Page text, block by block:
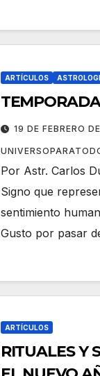
ARTÍCULOS
19 DE FEBRERO
Por Astr. Carlos
Signo que
sentimiento
Gusto por pasar
ARTÍCULOS
RITUALES Y